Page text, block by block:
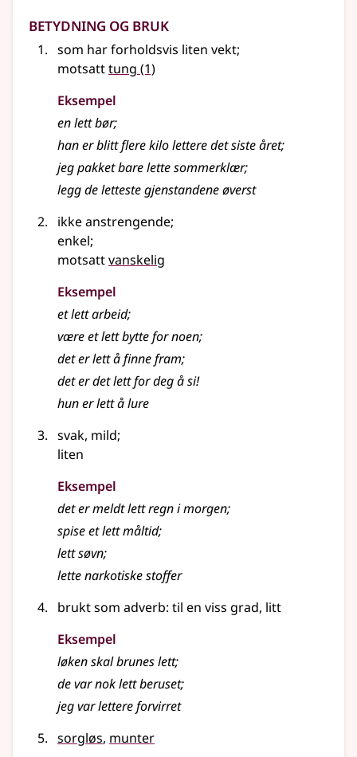
Betydning og bruk
som har forholdsvis liten vekt;
motsatttung (1)
Eksempel
enlettbør;
han er blitt flere kilo lettere det siste året;
jeg pakket barelettesommerklær;
legg de letteste gjenstandene øverst
ikke anstrengende;
enkel;
motsattvanskelig
Eksempel
etlettarbeid;
være etlettbytte for noen;
det erlettå finne fram;
det er detlettfor deg å si!
hun erlettå lure
svak, mild;
liten
Eksempel
det er meldtlettregn i morgen;
spise etlettmåltid;
lettsøvn;
lettenarkotiske stoffer
brukt som adverb: til en viss grad, litt
Eksempel
løken skal brunes lett;
de var nok lett beruset;
jeg varlettereforvirret
sorgløs, munter